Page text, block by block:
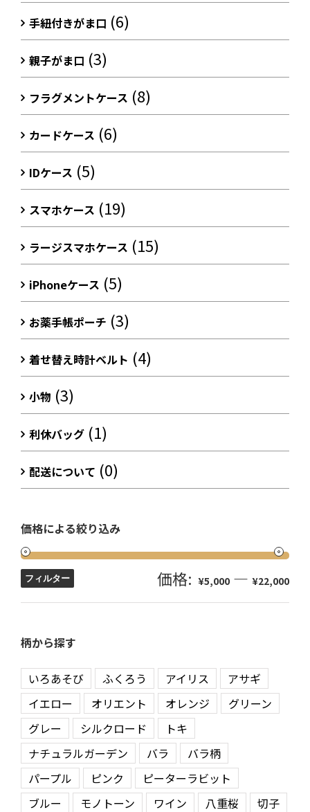
手紐付きがま口 (6)
親子がま口 (3)
フラグメントケース (8)
カードケース (6)
IDケース (5)
スマホケース (19)
ラージスマホケース (15)
iPhoneケース (5)
お薬手帳ポーチ (3)
着せ替え時計ベルト (4)
小物 (3)
利休バッグ (1)
配送について (0)
価格による絞り込み
フィルター 価格: ¥5,000 — ¥22,000
柄から探す
いろあそび ふくろう アイリス
アサギ
イエロー
オリエント オレンジ
グリーン
グレー
シルクロード
トキ
ナチュラルガーデン
バラ
バラ柄
パープル
ピンク
ピーターラビット
ブルー
モノトーン ワイン 八重桜
切子